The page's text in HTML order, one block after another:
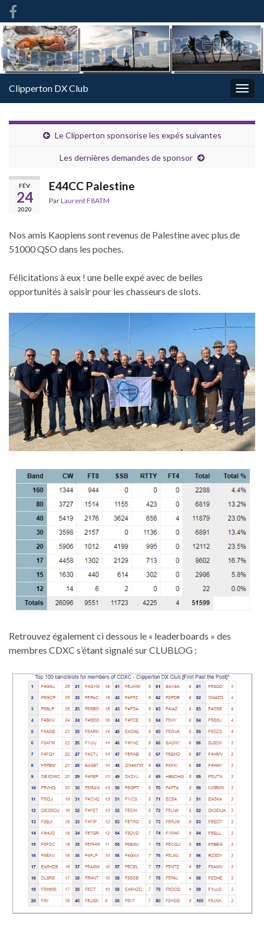
Clipperton DX Club
Le Clipperton sponsorise les expés suivantes
Les dernières demandes de sponsor
FÉV
24
2020
E44CC Palestine
ParLaurent F8ATM
Nos amis Kaopiens sont revenus de Palestine avec plus de
51000 QSO dans les poches.
Félicitations à eux ! une belle expé avec de belles
opportunités à saisir pour les chasseurs de slots.
Retrouvez également ci dessous le « leaderboards » des
membres CDXC s’étant signalé sur CLUBLOG :